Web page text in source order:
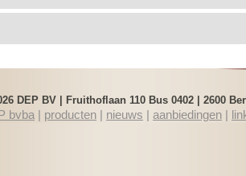
Rietbinders
DEP BV | Fruithoflaan 110 Bus 0402 | 2600
bvba producten nieuws aanbiedingen